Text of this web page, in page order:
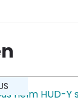
te plaatsen.